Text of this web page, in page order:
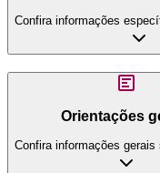
Confira informações
Orientações
Confira informações gerais